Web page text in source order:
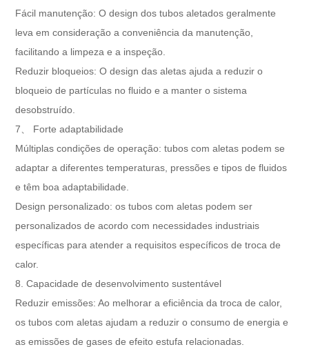
Fácil manutenção: O design dos tubos aletados geralmente
leva em consideração a conveniência da manutenção,
facilitando a limpeza e a inspeção.
Reduzir bloqueios: O design das aletas ajuda a reduzir o
bloqueio de partículas no fluido e a manter o sistema
desobstruído.
7、 Forte adaptabilidade
Múltiplas condições de operação: tubos com aletas podem se
adaptar a diferentes temperaturas, pressões e tipos de fluidos
e têm boa adaptabilidade.
Design personalizado: os tubos com aletas podem ser
personalizados de acordo com necessidades industriais
específicas para atender a requisitos específicos de troca de
calor.
8. Capacidade de desenvolvimento sustentável
Reduzir emissões: Ao melhorar a eficiência da troca de calor,
os tubos com aletas ajudam a reduzir o consumo de energia e
as emissões de gases de efeito estufa relacionadas.